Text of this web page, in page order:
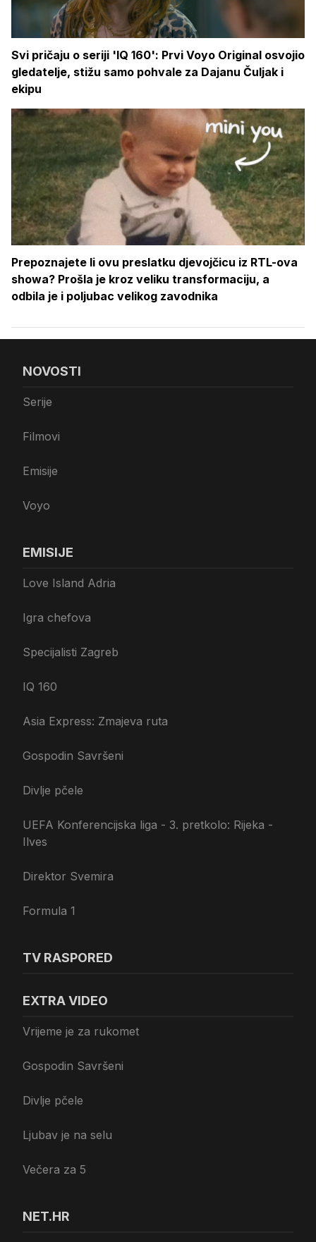
Svi pričaju o seriji 'IQ 160': Prvi Voyo Original osvojio
gledatelje, stižu samo pohvale za Dajanu Čuljak i
ekipu
Prepoznajete li ovu preslatku djevojčicu iz RTL-ova
showa? Prošla je kroz veliku transformaciju, a
odbila je i poljubac velikog zavodnika
NOVOSTI
Serije
Filmovi
Emisije
Voyo
EMISIJE
Love Island Adria
Igra chefova
Specijalisti Zagreb
IQ 160
Asia Express: Zmajeva ruta
Gospodin Savršeni
Divlje pčele
UEFA Konferencijska liga - 3. pretkolo: Rijeka -
Ilves
Direktor Svemira
Formula 1
TV RASPORED
EXTRA VIDEO
Vrijeme je za rukomet
Gospodin Savršeni
Divlje pčele
Ljubav je na selu
Večera za 5
NET.HR